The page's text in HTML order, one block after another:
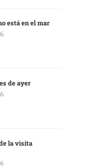
está en el mar
de ayer
la visita